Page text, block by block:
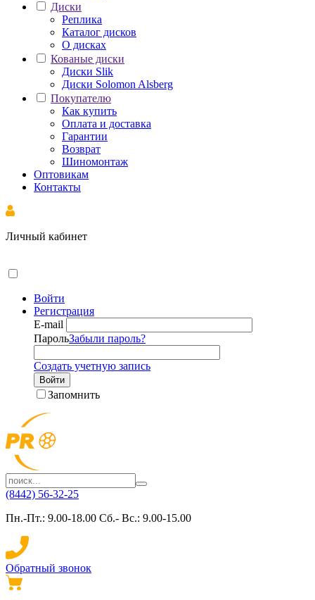
Диски
Реплика
Каталог дисков
О дисках
Кованые диски
Диски Slik
Диски Solomon Alsberg
Покупателю
Как купить
Оплата и доставка
Гарантии
Возврат
Шиномонтаж
Оптовикам
Контакты
Личный кабинет
Войти
Регистрация
E-mail
ПарольЗабыли пароль?
Создать учетную запись
Войти
Запомнить
(8442) 56-32-25
Пн.-Пт.: 9.00-18.00 Сб.- Вс.: 9.00-15.00
Обратный звонок